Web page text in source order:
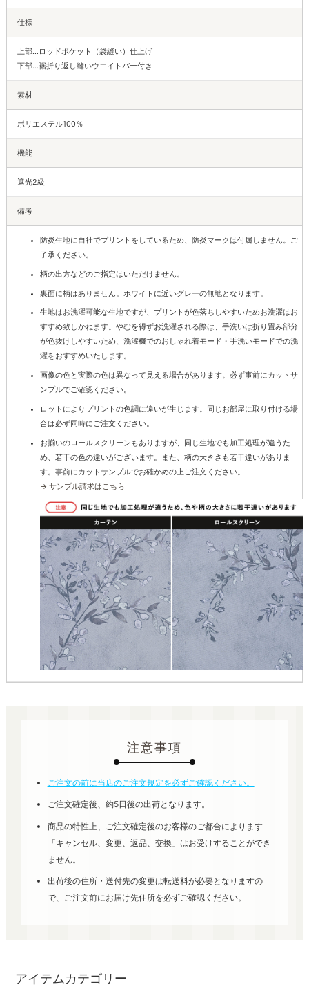
仕様
上部…ロッドポケット（袋縫い）仕上げ
下部…裾折り返し縫いウエイトバー付き
素材
ポリエステル100％
機能
遮光2級
備考
防炎生地に自社でプリントをしているため、防炎マークは付属しません。ご
了承ください。
柄の出方などのご指定はいただけません。
裏面に柄はありません。ホワイトに近いグレーの無地となります。
生地はお洗濯可能な生地ですが、プリントが色落ちしやすいためお洗濯はお
すすめ致しかねます。やむを得ずお洗濯される際は、手洗いは折り畳み部分
が色抜けしやすいため、洗濯機でのおしゃれ着モード・手洗いモードでの洗
濯をおすすめいたします。
画像の色と実際の色は異なって見える場合があります。必ず事前にカットサ
ンプルでご確認ください。
ロットによりプリントの色調に違いが生じます。同じお部屋に取り付ける場
合は必ず同時にご注文ください。
お揃いのロールスクリーンもありますが、同じ生地でも加工処理が違うた
め、若干の色の違いがございます。また、柄の大きさも若干違いがありま
す。事前にカットサンプルでお確かめの上ご注文ください。
→ サンプル請求はこちら
注意事項
ご注文の前に当店のご注文規定を必ずご確認ください。
ご注文確定後、約5日後の出荷となります。
商品の特性上、ご注文確定後のお客様のご都合によります
「キャンセル、変更、返品、交換」はお受けすることができ
ません。
出荷後の住所・送付先の変更は転送料が必要となりますの
で、ご注文前にお届け先住所を必ずご確認ください。
アイテムカテゴリー